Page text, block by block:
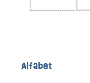
Alfabet